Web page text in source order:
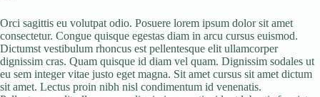
Orci sagittis eu volutpat odio. Posuere lorem ipsum dolor sit amet
consectetur. Congue quisque egestas diam in arcu cursus euismod.
Dictumst vestibulum rhoncus est pellentesque elit ullamcorper
dignissim cras. Quam quisque id diam vel quam. Dignissim sodales ut
eu sem integer vitae justo eget magna. Sit amet cursus sit amet dictum
sit amet. Lectus proin nibh nisl condimentum id venenatis.